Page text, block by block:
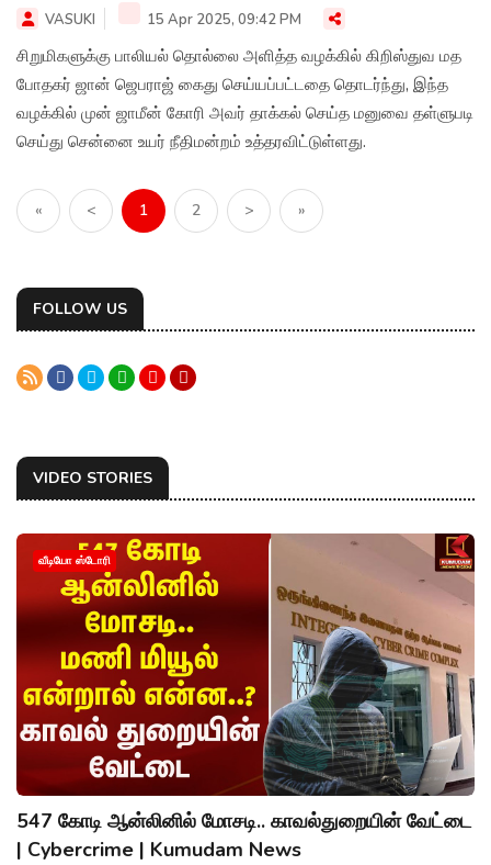
VASUKI 15 Apr 2025, 09:42 PM
சிறுமிகளுக்கு பாலியல் தொல்லை அளித்த வழக்கில் கிறிஸ்துவ மத
போதகர் ஜான் ஜெபராஜ் கைது செய்யப்பட்டதை தொடர்ந்து, இந்த
வழக்கில் முன் ஜாமீன் கோரி அவர் தாக்கல் செய்த மனுவை தள்ளுபடி
செய்து சென்னை உயர் நீதிமன்றம் உத்தரவிட்டுள்ளது.
« < 1 2 > »
FOLLOW US
VIDEO STORIES
வீடியோ ஸ்டோரி
547 கோடி ஆன்லினில் மோசடி.. காவல்துறையின் வேட்டை
| Cybercrime | Kumudam News